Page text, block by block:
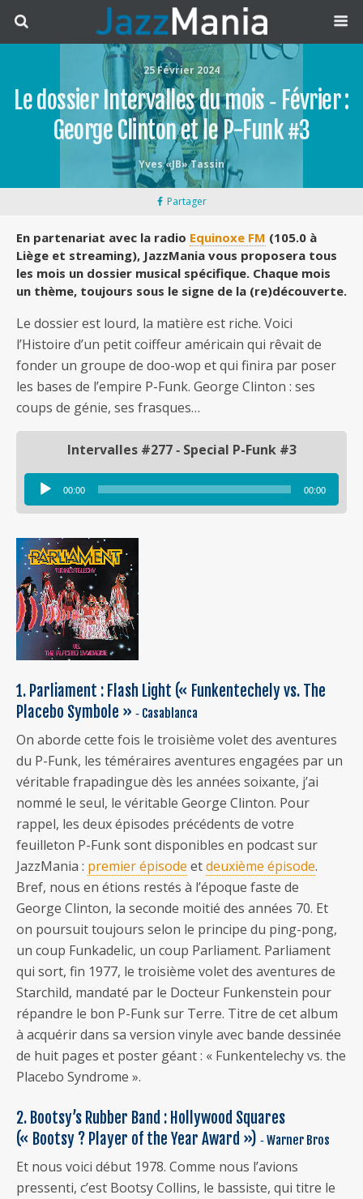
25 Février 2024
Le dossier Intervalles du mois ‐ Février :
George Clinton et le P-Funk #3
Yves «JB» Tassin
Partager
En partenariat avec la radio Equinoxe FM (105.0 à
Liège et streaming), JazzMania vous proposera tous
les mois un dossier musical spécifique. Chaque mois
un thème, toujours sous le signe de la (re)découverte.
Le dossier est lourd, la matière est riche. Voici
l’Histoire d’un petit coiffeur américain qui rêvait de
fonder un groupe de doo-wop et qui finira par poser
les bases de l’empire P-Funk. George Clinton : ses
coups de génie, ses frasques…
Intervalles #277 ‐ Special P-Funk #3
Lecteur
audio
00:00 00:00
1. Parliament : Flash Light (« Funkentechely vs. The
Placebo Symbole » ‐ Casablanca
On aborde cette fois le troisième volet des aventures
du P-Funk, les téméraires aventures engagées par un
véritable frapadingue dès les années soixante, j’ai
nommé le seul, le véritable George Clinton. Pour
rappel, les deux épisodes précédents de votre
feuilleton P-Funk sont disponibles en podcast sur
JazzMania : premier épisode etdeuxième épisode.
Bref, nous en étions restés à l’époque faste de
George Clinton, la seconde moitié des années 70. Et
on poursuit toujours selon le principe du ping-pong,
un coup Funkadelic, un coup Parliament. Parliament
qui sort, fin 1977, le troisième volet des aventures de
Starchild, mandaté par le Docteur Funkenstein pour
répandre le bon P-Funk sur Terre. Titre de cet album
à acquérir dans sa version vinyle avec bande dessinée
de huit pages et poster géant : « Funkentelechy vs. the
Placebo Syndrome ».
2. Bootsy’s Rubber Band : Hollywood Squares
(« Bootsy ? Player of the Year Award ») ‐ Warner Bros
Et nous voici début 1978. Comme nous l’avions
pressenti, c’est Bootsy Collins, le bassiste, qui titre le